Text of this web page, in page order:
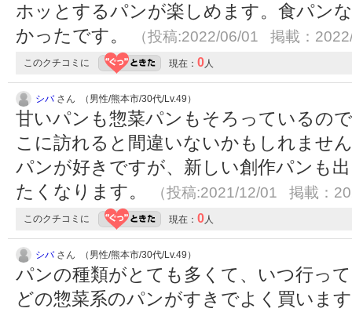
ホッとするパンが楽しめます。食パン
かったです。
（投稿:2022/06/01 掲載：
このクチコミに 現在： 0人
シバさん （男性/熊本市/30代/Lv.49）
甘いパンも惣菜パンもそろっているの
こに訪れると間違いないかもしれませ
パンが好きですが、新しい創作パンも
たくなります。
（投稿:2021/12/01 掲載：
このクチコミに 現在： 0人
シバさん （男性/熊本市/30代/Lv.49）
パンの種類がとても多くて、いつ行っ
どの惣菜系のパンがすきでよく買いま